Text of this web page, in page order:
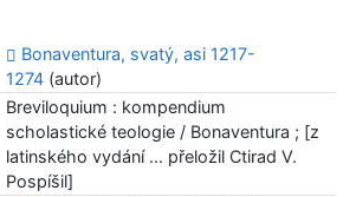
Bonaventura, svatý, asi 1217-
1274(autor)
Breviloquium : kompendium
scholastické teologie / Bonaventura ; [z
latinského vydání ... přeložil Ctirad V.
Pospíšil]